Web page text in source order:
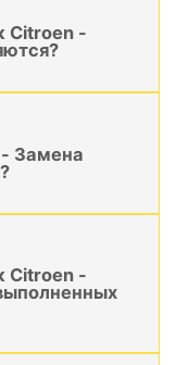
Citroen -
Замена
Citroen -